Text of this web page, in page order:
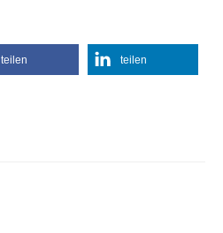
teilen teilen